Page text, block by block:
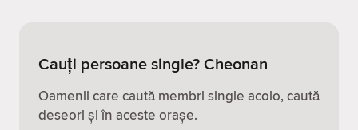
Cauți persoane single? Cheonan
Oamenii care caută membri single acolo, caută
deseori și în aceste orașe.